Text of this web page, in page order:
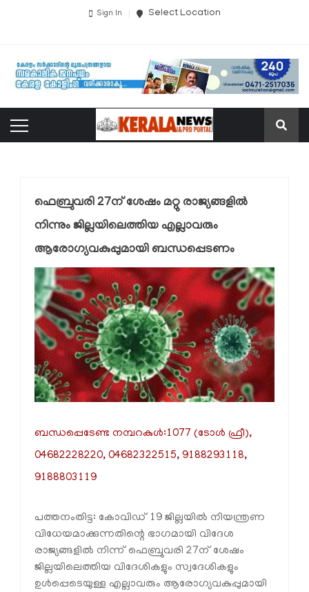
Sign In Select Location
ഫെബ്രുവരി 27ന് ശേഷം മറ്റു രാജ്യങ്ങളില്‍
നിന്നും ജില്ലയിലെത്തിയ എല്ലാവരും
ആരോഗ്യവകുപ്പുമായി ബന്ധപ്പെടണം
ബന്ധപ്പെടേണ്ട നമ്പറകുള്‍:1077 (ടോള്‍ ഫ്രീ),
04682228220, 04682322515, 9188293118,
9188803119
പത്തനംതിട്ട: കോവിഡ് 19 ജില്ലയില്‍ നിയന്ത്രണ
വിധേയമാക്കുന്നതിന്റെ ഭാഗമായി വിദേശ
രാജ്യങ്ങളില്‍ നിന്ന് ഫെബ്രുവരി 27ന് ശേഷം
ജില്ലയിലെത്തിയ വിദേശികളും സ്വദേശികളും
ഉള്‍പ്പെടെയുള്ള എല്ലാവരും ആരോഗ്യവകുപ്പുമായി